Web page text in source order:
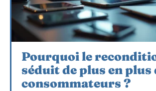
Pourquoi le
séduit de plus en plus
consommateurs ?